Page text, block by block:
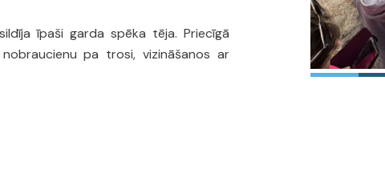
īpaši garda spēka tēja. Priecīgā
pa trosi, vizināšanos ar